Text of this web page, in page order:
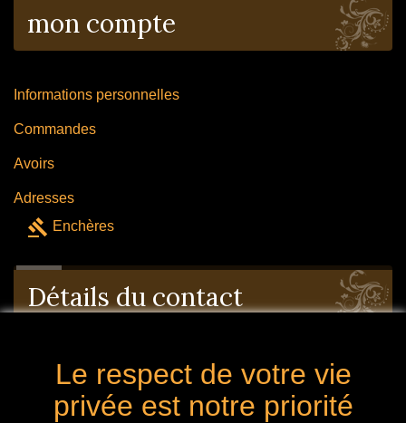
mon compte
Informations personnelles
Commandes
Avoirs
Adresses
gavel Enchères
Détails du contact
mon entreprise: 8 Avenue des platanes 4053
Chaudfontaine Belgique
Le respect de votre vie
privée est notre priorité